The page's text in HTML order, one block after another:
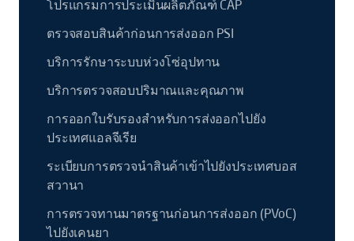
โปรแกรมการประเมินผลิตภัณฑ์ CAP
ตรวจสอบสินค้าก่อนการส่งออก PSI
บริการรักษาระบบห่วงโซ่อุปทาน
บริการตรวจสอบปริมาณและคุณภาพ
การออกใบรับรองสำหรับการส่งออกไปยัง
ประเทศแอลจีเรีย
ระเบียบการตรวจนำสินค้าเข้าไปยังประเทศบอส
สวานา
การตรวจทานมาตรฐานก่อนการส่งออก (PVoC)
ไปยังเคนยา